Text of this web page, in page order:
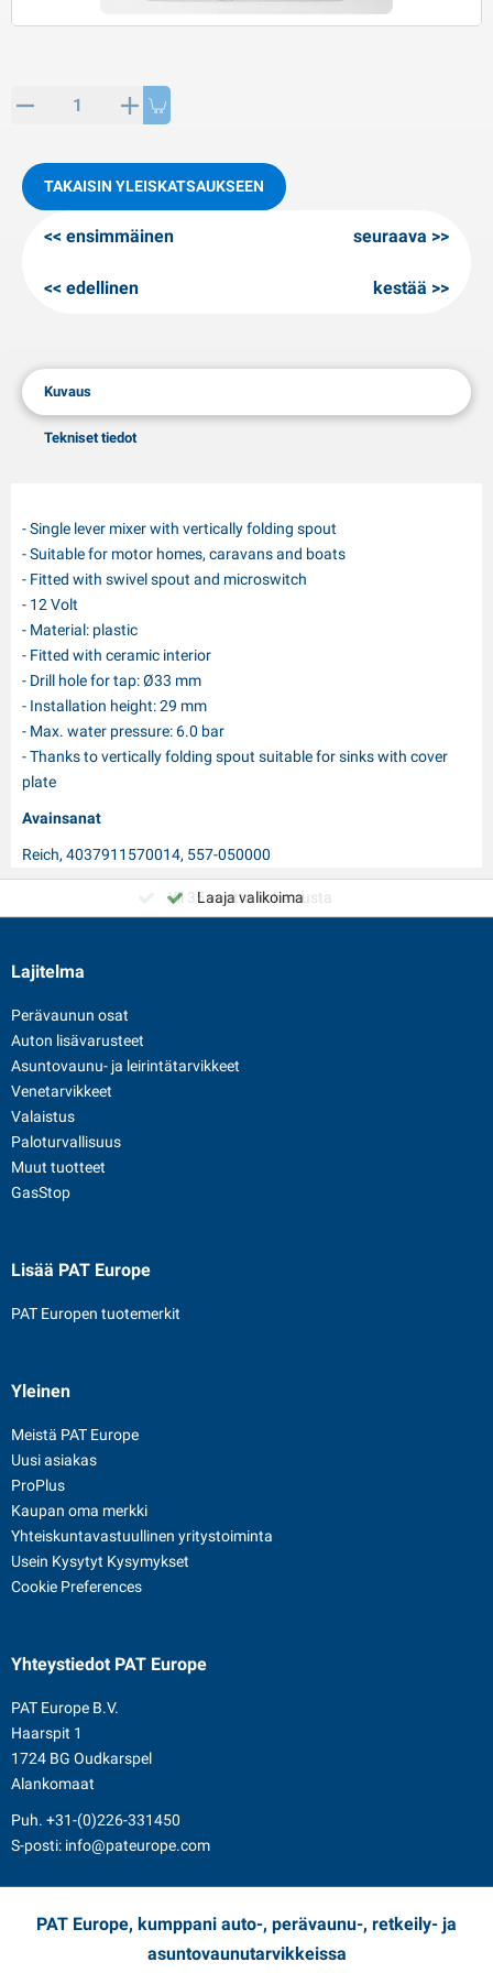
artikkeleita
TAKAISIN YLEISKATSAUKSEEN
ensimmäinen
edellinen
seuraava
kestää
Kuvaus
Tekniset tiedot
- Single lever mixer with vertically folding spout
- Suitable for motor homes, caravans and boats
- Fitted with swivel spout and microswitch
- 12 Volt
- Material: plastic
- Fitted with ceramic interior
- Drill hole for tap: Ø33 mm
- Installation height: 29 mm
- Max. water pressure: 6.0 bar
- Thanks to vertically folding spout suitable for sinks with cover
plate
Avainsanat
Reich, 4037911570014, 557-050000
Yli 35 vuotta kokemusta
Laaja valikoima
Lajitelma
Perävaunun osat
Auton lisävarusteet
Asuntovaunu- ja leirintätarvikkeet
Venetarvikkeet
Valaistus
Paloturvallisuus
Muut tuotteet
GasStop
Lisää PAT Europe
PAT Europen tuotemerkit
Yleinen
Meistä PAT Europe
Uusi asiakas
ProPlus
Kaupan oma merkki
Yhteiskuntavastuullinen yritystoiminta
Usein Kysytyt Kysymykset
Cookie Preferences
YhteystiedotPAT Europe
PAT Europe B.V.
Haarspit 1
1724 BG Oudkarspel
Alankomaat
Puh. +31-(0)226-331450
S-posti: info@pateurope.com
PAT Europe, kumppani auto-, perävaunu-, retkeily- ja
asuntovaunutarvikkeissa